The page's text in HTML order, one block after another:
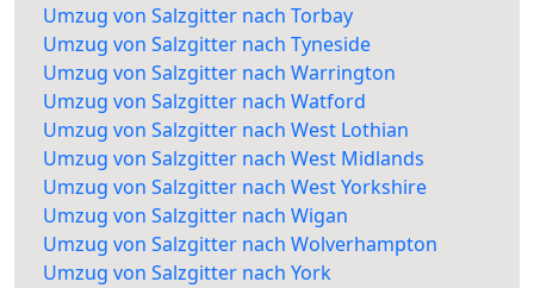
Umzug von Salzgitter nach Torbay
Umzug von Salzgitter nach Tyneside
Umzug von Salzgitter nach Warrington
Umzug von Salzgitter nach Watford
Umzug von Salzgitter nach West Lothian
Umzug von Salzgitter nach West Midlands
Umzug von Salzgitter nach West Yorkshire
Umzug von Salzgitter nach Wigan
Umzug von Salzgitter nach Wolverhampton
Umzug von Salzgitter nach York